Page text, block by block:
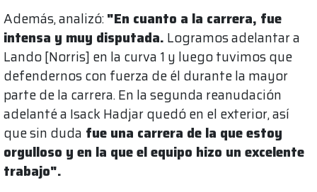
Además, analizó:"En cuanto a la carrera, fue
intensa y muy disputada. Logramos adelantar a
Lando [Norris] en la curva 1 y luego tuvimos que
defendernos con fuerza de él durante la mayor
parte de la carrera. En la segunda reanudación
adelanté a Isack Hadjar quedó en el exterior, así
que sin duda fue una carrera de la que estoy
orgulloso y en la que el equipo hizo un excelente
trabajo".